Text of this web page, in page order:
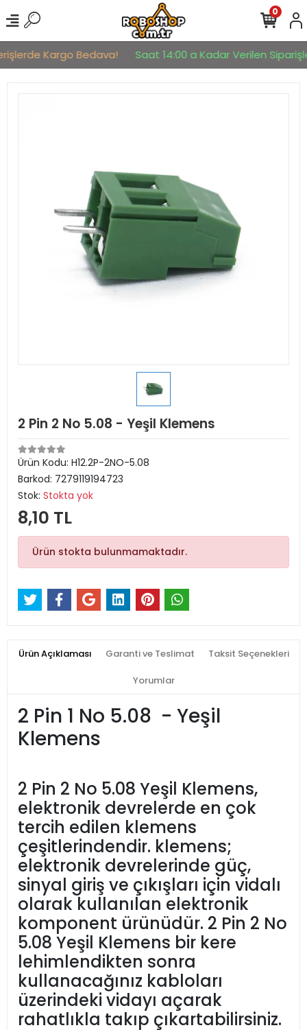
Kargo Bedava! Saat 14:00 a Kadar Verilen
0
2 Pin 2 No 5.08 - Yeşil Klemens
Ürün Kodu: H12.2P-2NO-5.08
Barkod: 7279119194723
Stok: Stokta yok
8,10 TL
Ürün stokta bulunmamaktadır.
Ürün Açıklaması Garanti ve Teslimat Taksit Seçenekleri
Yorumlar
2 Pin 1 No 5.08 - Yeşil
Klemens
2 Pin 2 No 5.08 Yeşil Klemens,
elektronik devrelerde en çok
tercih edilen klemens
çeşitlerindendir. klemens;
elektronik devrelerinde güç,
sinyal giriş ve çıkışları için vidalı
olarak kullanılan elektronik
komponent ürünüdür. 2 Pin 2 No
5.08 Yeşil Klemens bir kere
lehimlendikten sonra
kullanacağınız kabloları
üzerindeki vidayı açarak
rahatlıkla takıp çıkartabilirsiniz.